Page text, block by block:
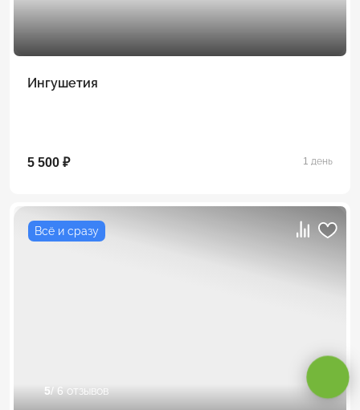
Ингушетия
5 500 ₽ 1 день
Всё и сразу
5/ 6 отзывов